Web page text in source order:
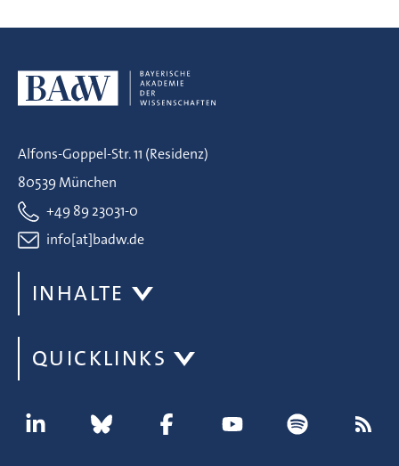
Alfons-Goppel-Str. 11 (Residenz)
80539 München
+49 89 23031-0
info[at]badw.de
INHALTE
QUICKLINKS